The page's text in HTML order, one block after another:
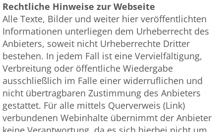
Rechtliche Hinweise zur Webseite
Alle Texte, Bilder und weiter hier veröffentlichten
Informationen unterliegen dem Urheberrecht des
Anbieters, soweit nicht Urheberrechte Dritter
bestehen. In jedem Fall ist eine Vervielfältigung,
Verbreitung oder öffentliche Wiedergabe
ausschließlich im Falle einer widerruflichen und
nicht übertragbaren Zustimmung des Anbieters
gestattet. Für alle mittels Querverweis (Link)
verbundenen Webinhalte übernimmt der Anbieter